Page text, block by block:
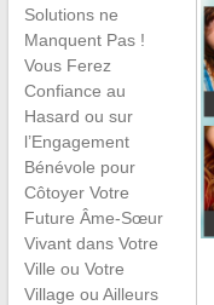
Solutions ne
Manquent Pas !
Vous Ferez
Confiance au
Hasard ou sur
l’Engagement
Bénévole pour
Côtoyer Votre
Future Âme-Sœur
Vivant dans Votre
Ville ou Votre
Village ou Ailleurs